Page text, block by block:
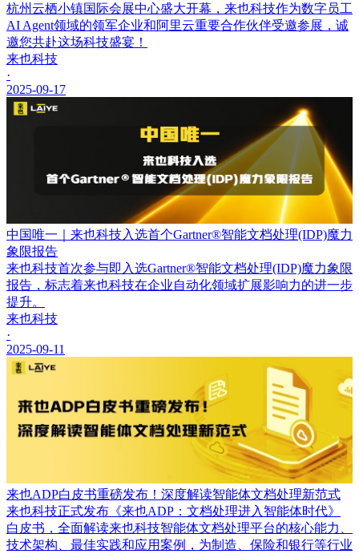
杭州云栖小镇国际会展中心盛大开幕，来也科技作为数字员工
AI Agent领域的领军企业和阿里云重要合作伙伴受邀参展，诚
邀您共赴这场科技盛宴！
来也科技
·
2025-09-17
中国唯一｜来也科技入选首个Gartner®智能文档处理(IDP)魔力
象限报告
来也科技首次参与即入选Gartner®智能文档处理(IDP)魔力象限
报告，标志着来也科技在企业自动化领域扩展影响力的进一步
提升。
来也科技
·
2025-09-11
来也ADP白皮书重磅发布！深度解读智能体文档处理新范式
来也科技正式发布《来也ADP：文档处理进入智能体时代》
白皮书，全面解读来也科技智能体文档处理平台的核心能力、
技术架构、最佳实践和应用案例，为制造、保险和银行等行业